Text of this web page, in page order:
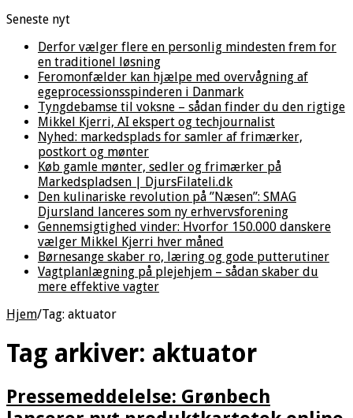
Seneste nyt
Derfor vælger flere en personlig mindesten frem for
en traditionel løsning
Feromonfælder kan hjælpe med overvågning af
egeprocessionsspinderen i Danmark
Tyngdebamse til voksne – sådan finder du den rigtige
Mikkel Kjerri, AI ekspert og techjournalist
Nyhed: markedsplads for samler af frimærker,
postkort og mønter
Køb gamle mønter, sedler og frimærker på
Markedspladsen | DjursFilateli.dk
Den kulinariske revolution på ”Næsen”: SMAG
Djursland lanceres som ny erhvervsforening
Gennemsigtighed vinder: Hvorfor 150.000 danskere
vælger Mikkel Kjerri hver måned
Børnesange skaber ro, læring og gode putterutiner
Vagtplanlægning på plejehjem – sådan skaber du
mere effektive vagter
Hjem/Tag: aktuator
Tag arkiver: aktuator
Pressemeddelelse: Grønbech